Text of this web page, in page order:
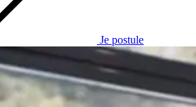
Je postule